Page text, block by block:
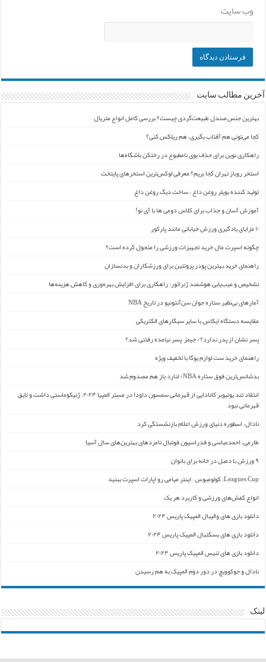
وب‌ سایت
آخرین مطالب سایت
بهترین جنس صندل طبیعت‌گردی چیست؟ بررسی کامل انواع متریال
کجا می‌تونی هم آفتاب بگیری، هم ریلکس کنی؟
راهکاری نوین برای حذف بوی نامطبوع در رختکن باشگاه‌ها
استخر روباز تهران کجا بریم؟ معرفی لوکس‌ترین استخرهای پایتخت
تولید کننده بویلر روغن داغ ، ساخت دیگ روغن داغ
آموزش آسان و جذاب برای کلاس دومی ها با آی نو!
۱۰ مزایای یادگیری ورزش خیابانی مانند پارکور
چگونه اسپرت مال خرید تجهیزات ورزشی را متحول کرده است؟
راهنمای خرید بهترین پودر پروتئین برای ورزشکاران و بدنسازان
تشخیص و عیب‌یابی هوشمند ژنراتور: راهکاری برای افزایش بهره‌وری و کاهش هزینه‌ها
آمارهای بی‌نظیر ستاره جوان سن‌آنتونیو در تاریخ NBA
مقایسه دستگاه ایکاس با سایر سیگارهای الکتریکی
پسر نشان از پدر ندارد؟/ جیمز ِ پسر نیامده رفتنی شد؟
راهنمای خرید ست لوازم یوگا با تخفیف ویژه
بدشانس‌ترین فوق ستاره NBA/ لنارد باز هم مصدوم شد
انتقاد تند یوتیوبر کانادایی از قهرمانی سمسون داودا در مستر المپیا ۲۰۲۴: ژنیکوماستی داشت و لایق
قهرمانی نبود
نادال، اسطوره دنیای ورزش اعلام بازنشستگی کرد
طارمی، احمدعباسی و فدراسیون فوتبال نامزدهای بهترین‌های سال آسیا
۹ ورزش با دمبل در خانه برای بانوان
Leagues Cup: کولومبوس – اینتر میامی رو اپارات اسپرت ببنید
انواع کفش‌های ورزشی و کاربرد هر یک
دانلود بازی های والیبال المپیک پاریس ۲۰۲۴
دانلود بازی های بسکتبال المپیک پاریس ۲۰۲۴
دانلود بازی های تنیس المپیک پاریس ۲۰۲۴
نادال و جوکوویچ در دور دوم المپیک به هم رسیدن
لینک